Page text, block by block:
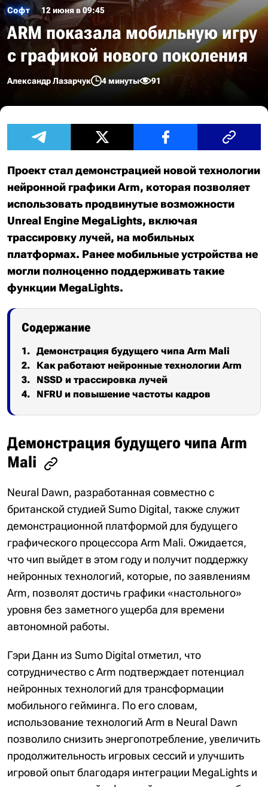
Софт 12 июня в 09:45
ARM показала мобильную игру
с графикой нового поколения
Александр Лазарчук 4 минуты 91
Проект стал демонстрацией новой технологии
нейронной графики Arm, которая позволяет
использовать продвинутые возможности
Unreal Engine MegaLights, включая
трассировку лучей, на мобильных
платформах. Ранее мобильные устройства не
могли полноценно поддерживать такие
функции MegaLights.
Содержание
Демонстрация будущего чипа Arm Mali
Как работают нейронные технологии Arm
NSSD и трассировка лучей
NFRU и повышение частоты кадров
Демонстрация будущего чипа Arm
Mali
Neural Dawn, разработанная совместно с
британской студией Sumo Digital, также служит
демонстрационной платформой для будущего
графического процессора Arm Mali. Ожидается,
что чип выйдет в этом году и получит поддержку
нейронных технологий, которые, по заявлениям
Arm, позволят достичь графики «настольного»
уровня без заметного ущерба для времени
автономной работы.
Гэри Данн из Sumo Digital отметил, что
сотрудничество с Arm подтверждает потенциал
нейронных технологий для трансформации
мобильного гейминга. По его словам,
использование технологий Arm в Neural Dawn
позволило снизить энергопотребление, увеличить
продолжительность игровых сессий и улучшить
игровой опыт благодаря интеграции MegaLights и